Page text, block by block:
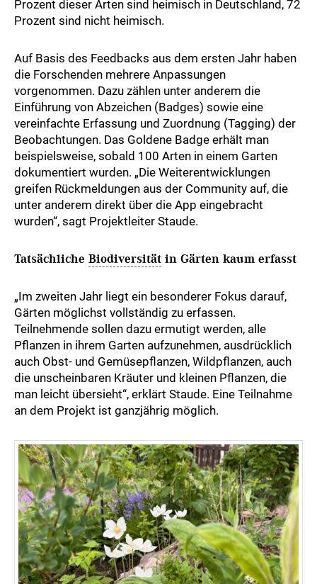
Prozent dieser Arten sind heimisch in Deutschland, 72
Prozent sind nicht heimisch.
Auf Basis des Feedbacks aus dem ersten Jahr haben
die Forschenden mehrere Anpassungen
vorgenommen. Dazu zählen unter anderem die
Einführung von Abzeichen (Badges) sowie eine
vereinfachte Erfassung und Zuordnung (Tagging) der
Beobachtungen. Das Goldene Badge erhält man
beispielsweise, sobald 100 Arten in einem Garten
dokumentiert wurden. „Die Weiterentwicklungen
greifen Rückmeldungen aus der Community auf, die
unter anderem direkt über die App eingebracht
wurden“, sagt Projektleiter Staude.
Tatsächliche Biodiversität in Gärten kaum erfasst
„Im zweiten Jahr liegt ein besonderer Fokus darauf,
Gärten möglichst vollständig zu erfassen.
Teilnehmende sollen dazu ermutigt werden, alle
Pflanzen in ihrem Garten aufzunehmen, ausdrücklich
auch Obst- und Gemüsepflanzen, Wildpflanzen, auch
die unscheinbaren Kräuter und kleinen Pflanzen, die
man leicht übersieht“, erklärt Staude. Eine Teilnahme
an dem Projekt ist ganzjährig möglich.